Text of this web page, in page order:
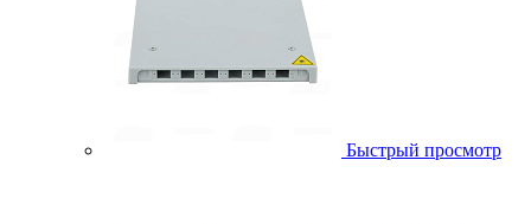
Быстрый просмотр